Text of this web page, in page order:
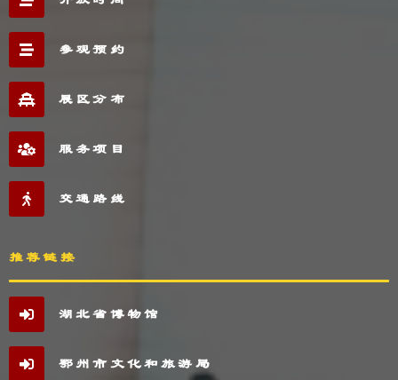
参观预约
展区分布
服务项目
交通路线
推荐链接
湖北省博物馆
鄂州市文化和旅游局